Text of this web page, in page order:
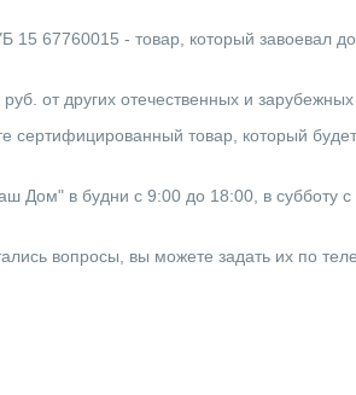
- товар, который завоевал
от других отечественных и
товар, который
Дом" в будни с 9:00 до 18:00, в субботу
вопросы, вы можете задать их по